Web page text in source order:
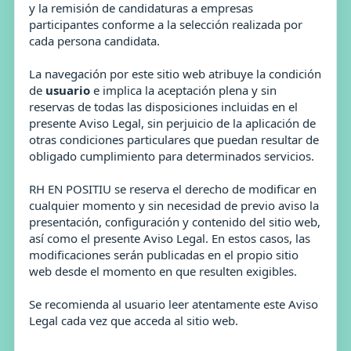
y la remisión de candidaturas a empresas
participantes conforme a la selección realizada por
cada persona candidata.
La navegación por este sitio web atribuye la condición
de usuario e implica la aceptación plena y sin
reservas de todas las disposiciones incluidas en el
presente Aviso Legal, sin perjuicio de la aplicación de
otras condiciones particulares que puedan resultar de
obligado cumplimiento para determinados servicios.
RH EN POSITIU se reserva el derecho de modificar en
cualquier momento y sin necesidad de previo aviso la
presentación, configuración y contenido del sitio web,
así como el presente Aviso Legal. En estos casos, las
modificaciones serán publicadas en el propio sitio
web desde el momento en que resulten exigibles.
Se recomienda al usuario leer atentamente este Aviso
Legal cada vez que acceda al sitio web.